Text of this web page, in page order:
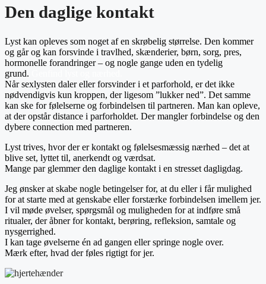
Den daglige kontakt
Lyst kan opleves som noget af en skrøbelig størrelse. Den kommer
og går og kan forsvinde i travlhed, skænderier, børn, sorg, pres,
hormonelle forandringer – og nogle gange uden en tydelig
grund.
Når sexlysten daler eller forsvinder i et parforhold, er det ikke
nødvendigvis kun kroppen, der ligesom ”lukker ned”. Det samme
kan ske for følelserne og forbindelsen til partneren. Man kan opleve,
at der opstår distance i parforholdet. Der mangler forbindelse og den
dybere connection med partneren.
Lyst trives, hvor der er kontakt og følelsesmæssig nærhed – det at
blive set, lyttet til, anerkendt og værdsat.
Mange par glemmer den daglige kontakt i en stresset dagligdag.
Jeg ønsker at skabe nogle betingelser for, at du eller i får mulighed
for at starte med at genskabe eller forstærke forbindelsen imellem jer.
I vil møde øvelser, spørgsmål og muligheden for at indføre små
ritualer, der åbner for kontakt, berøring, refleksion, samtale og
nysgerrighed.
I kan tage øvelserne én ad gangen eller springe nogle over.
Mærk efter, hvad der føles rigtigt for jer.